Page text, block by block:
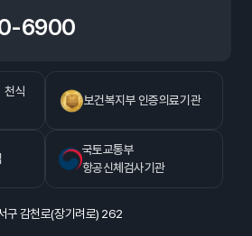
6900
천식
보건복지부 인증의료기관
국토교통부
항공신체검사기관
감천로(장기려로) 262